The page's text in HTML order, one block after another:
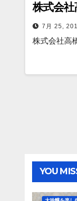
株式会
7月 25,
株式会社高
YOU